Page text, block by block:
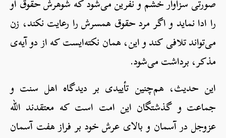
را ادا نماید و اگر مرد حقوق همسرش را رعایت نکند، زن
می‌تواند تلافی کند و این، همان نکته‌ای‎ست که از دو آیه‌ی
مذکر، برداشت می‌شود.
این حدیث، هم‌چنین تأییدی بر دیدگاه اهل سنت و
جماعت و گذشتگان این امت است که معتقدند الله
عزوجل در آسمان و بالای عرش خود بر فراز هفت آسمان